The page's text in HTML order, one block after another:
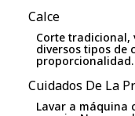
Calce
Corte tradicional,
diversos tipos de
proporcionalidad.
Cuidados De La
Lavar a máquina